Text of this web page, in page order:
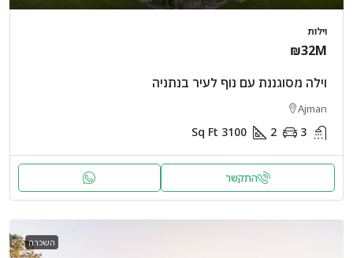
וילות
₪32M
וילה מסוגננת עם נוף לעיר בנתניה
Ajman
3
2
3100
Sq Ft
התקשר
השכרה